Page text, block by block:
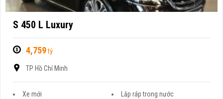
S 450 L Luxury
4,759tỷ
TP Hồ Chí Minh
Xe mới
Lắp ráp trong nước